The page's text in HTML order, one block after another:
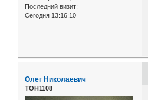
Последний визит:
Сегодня 13:16:10
Олег Николаевич
ТОН1108